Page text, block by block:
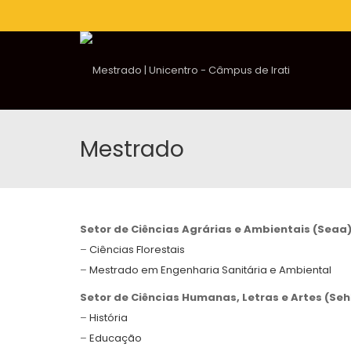
Mestrado
Setor de Ciências Agrárias e Ambientais (Seaa)
– Ciências Florestais
– Mestrado em Engenharia Sanitária e Ambiental
Setor de Ciências Humanas, Letras e Artes
– História
– Educação